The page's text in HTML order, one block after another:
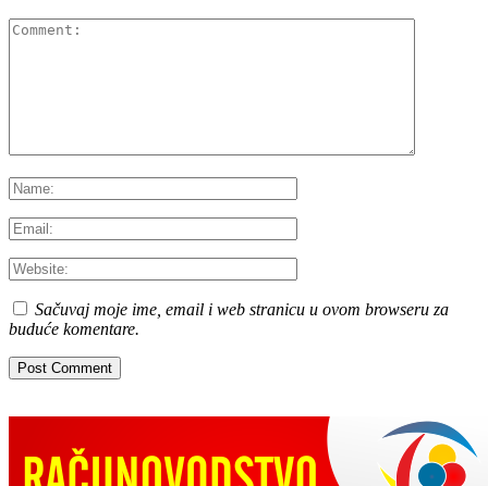
Sačuvaj moje ime, email i web stranicu u ovom browseru za
buduće komentare.